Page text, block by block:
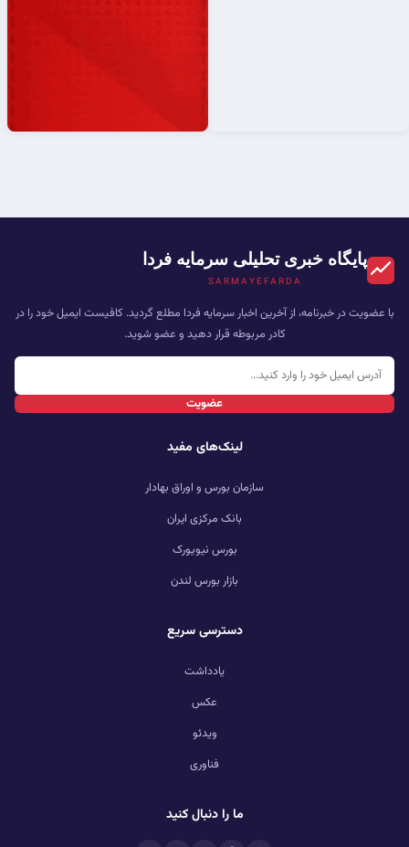
پایگاه خبری تحلیلی سرمایه فردا
SARMAYEFARDA
با عضویت در خبرنامه، از آخرین اخبار سرمایه فردا مطلع گردید. کافیست ایمیل خود را در
کادر مربوطه قرار دهید و عضو شوید.
عضویت
لینک‌های مفید
سازمان بورس و اوراق بهادار
بانک مرکزی ایران
بورس نیویورک
بازار بورس لندن
دسترسی سریع
یادداشت
عکس
ویدئو
فناوری
ما را دنبال کنید